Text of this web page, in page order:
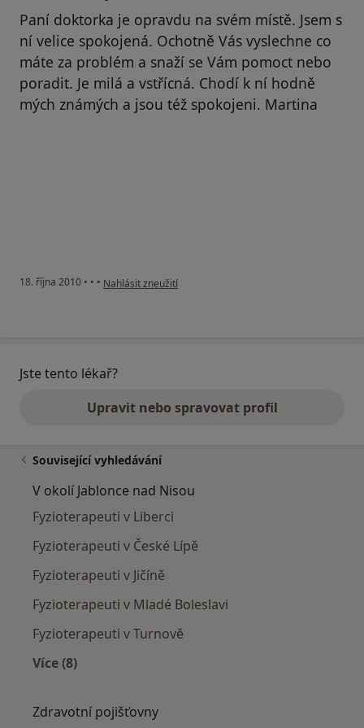
Paní doktorka je opravdu na svém místě. Jsem s
ní velice spokojená. Ochotně Vás vyslechne co
máte za problém a snaží se Vám pomoct nebo
poradit. Je milá a vstřícná. Chodí k ní hodně
mých známých a jsou též spokojeni. Martina
18. října 2010 • • • podle názoru uživatele Váš účet byl odstraněn
Nahlásit zneužití
Jste tento lékař?
Upravit nebo spravovat profil
Související vyhledávání
V okolí Jablonce nad Nisou
Fyzioterapeuti v Liberci
Fyzioterapeuti v České Lípě
Fyzioterapeuti v Jičíně
Fyzioterapeuti v Mladé Boleslavi
Fyzioterapeuti v Turnově
Více (8)
Zdravotní pojišťovny